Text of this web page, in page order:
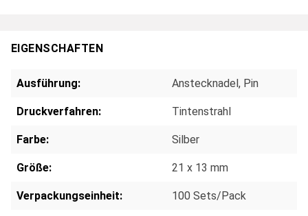
EIGENSCHAFTEN
Ausführung: Anstecknadel, Pin
Druckverfahren: Tintenstrahl
Farbe: Silber
Größe: 21 x 13 mm
Verpackungseinheit: 100 Sets/Pack